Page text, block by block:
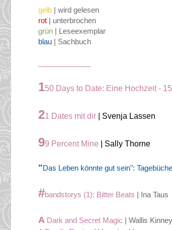
gelb | wird gelesen
rot | unterbrochen
grün | Leseexemplar
blau | Sachbuch
150 Days to Date: Eine Hochzeit -
21 Dates mit dir | Svenja Lassen
99 Percent Mine | Sally Thorne
"Das Leben könnte gut sein":
#bandstorys (1): Bitter Beats | Ina Taus
A Dark and Secret Magic | Wallis Kinney